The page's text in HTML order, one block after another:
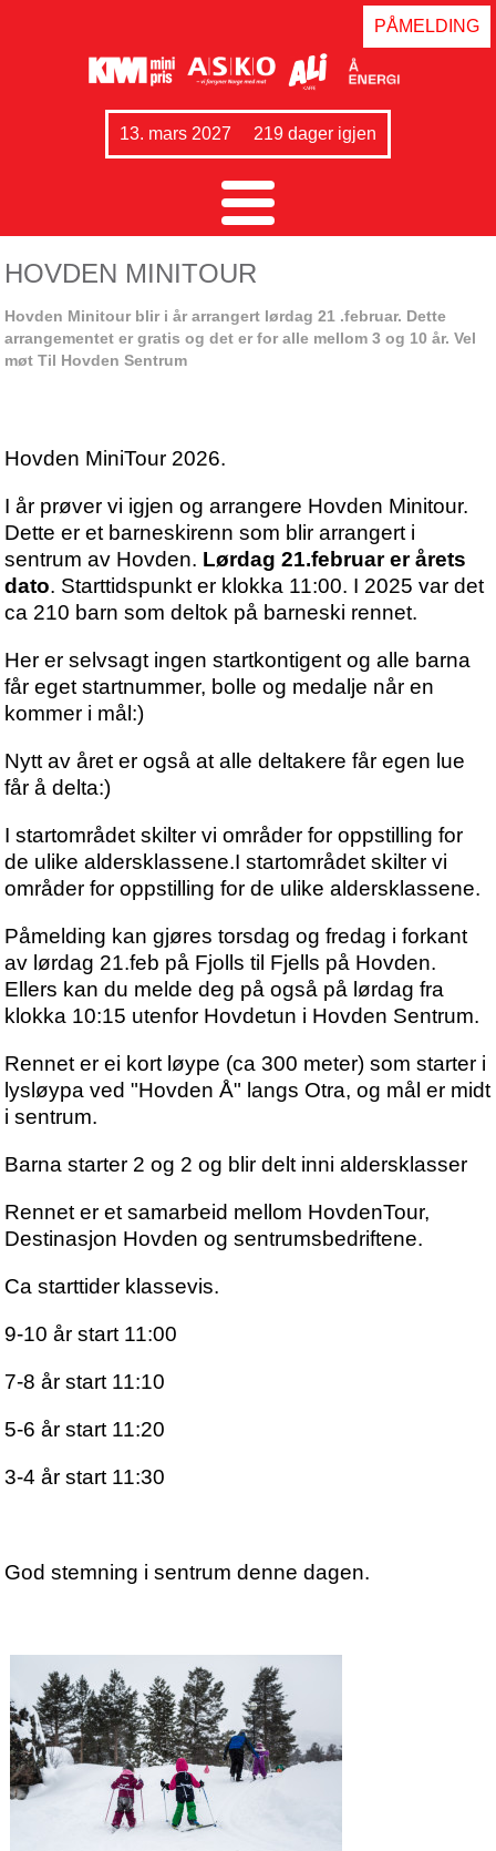
13. mars 2027 219 dager igjen
PÅMELDING
HOVDEN MINITOUR
Hovden Minitour blir i år arrangert lørdag 21 .februar. Dette
arrangementet er gratis og det er for alle mellom 3 og 10 år. Vel
møt Til Hovden Sentrum
Hovden MiniTour 2026.
I år prøver vi igjen og arrangere Hovden Minitour.
Dette er et barneskirenn som blir arrangert i
sentrum av Hovden. Lørdag 21.februar er årets
dato. Starttidspunkt er klokka 11:00. I 2025 var det
ca 210 barn som deltok på barneski rennet.
Her er selvsagt ingen startkontigent og alle barna
får eget startnummer, bolle og medalje når en
kommer i mål:)
Nytt av året er også at alle deltakere får egen lue
får å delta:)
I startområdet skilter vi områder for oppstilling for
de ulike aldersklassene.I startområdet skilter vi
områder for oppstilling for de ulike aldersklassene.
Påmelding kan gjøres torsdag og fredag i forkant
av lørdag 21.feb på Fjolls til Fjells på Hovden.
Ellers kan du melde deg på også på lørdag fra
klokka 10:15 utenfor Hovdetun i Hovden Sentrum.
Rennet er ei kort løype (ca 300 meter) som starter i
lysløypa ved "Hovden Å" langs Otra, og mål er midt
i sentrum.
Barna starter 2 og 2 og blir delt inni aldersklasser
Rennet er et samarbeid mellom HovdenTour,
Destinasjon Hovden og sentrumsbedriftene.
Ca starttider klassevis.
9-10 år start 11:00
7-8 år start 11:10
5-6 år start 11:20
3-4 år start 11:30
God stemning i sentrum denne dagen.